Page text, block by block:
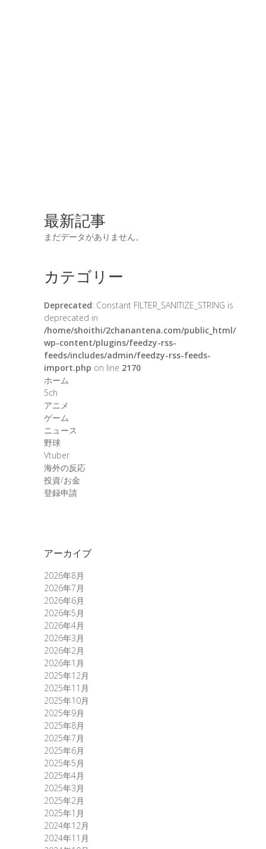
最新記事
まだデータがありません。
カテゴリー
Deprecated: Constant FILTER_SANITIZE_STRING is
deprecated in
/home/shoithi/2chanantena.com/public_html/
wp-content/plugins/feedzy-rss-
feeds/includes/admin/feedzy-rss-feeds-
import.php on line 2170
ホーム
5ch
アニメ
ゲーム
ニュース
野球
Vtuber
海外の反応
投資/お金
登録申請
アーカイブ
2026年8月
2026年7月
2026年6月
2026年5月
2026年4月
2026年3月
2026年2月
2026年1月
2025年12月
2025年11月
2025年10月
2025年9月
2025年8月
2025年7月
2025年6月
2025年5月
2025年4月
2025年3月
2025年2月
2025年1月
2024年12月
2024年11月